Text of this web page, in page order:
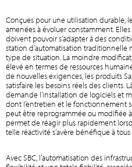
Conçues pour une utilisation durable,
amenées à évoluer constamment.
doivent pouvoir s’adapter à des
station d’automatisation traditionnelle
type de situation. La moindre
élevé en termes de ressources
de nouvelles exigences, les produits
satisfaire les besoins réels des clients.
demande l’installation de logiciels et
dont l’entretien et le fonctionnement
peut être reprogrammée ou modifiée
permet de réagir plus rapidement
telle réactivité s’avère bénéfique à
Avec SBC, l’automatisation des